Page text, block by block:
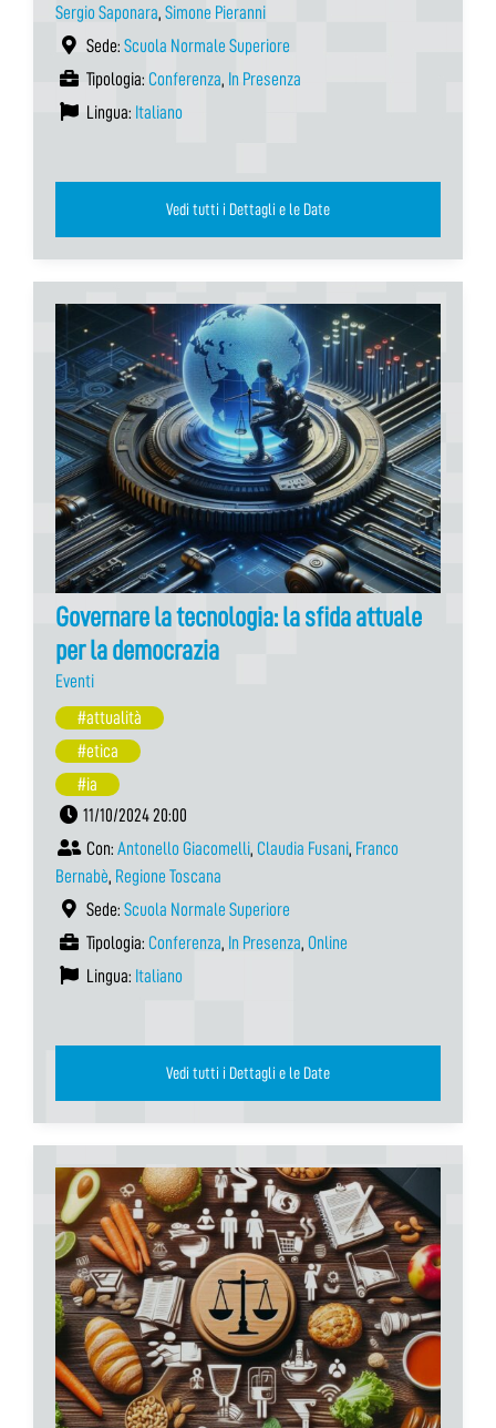
Sergio Saponara, Simone Pieranni
Sede: Scuola Normale Superiore
Tipologia: Conferenza, In Presenza
Lingua: Italiano
Vedi tutti i Dettagli e le Date
Governare la tecnologia: la sfida attuale
per la democrazia
Eventi
#attualità
#etica
#ia
11/10/2024 20:00
Con: Antonello Giacomelli, Claudia Fusani, Franco
Bernabè, Regione Toscana
Sede: Scuola Normale Superiore
Tipologia: Conferenza, In Presenza, Online
Lingua: Italiano
Vedi tutti i Dettagli e le Date